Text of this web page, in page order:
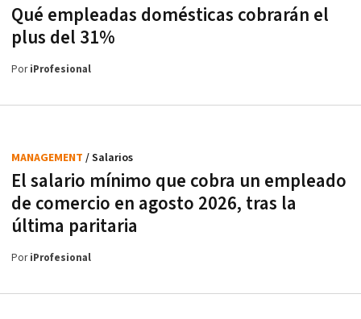
Qué empleadas domésticas cobrarán el
plus del 31%
PoriProfesional
El salario mínimo que cobra un empleado
de comercio en agosto 2026, tras la
última paritaria
MANAGEMENT / Salarios
PoriProfesional